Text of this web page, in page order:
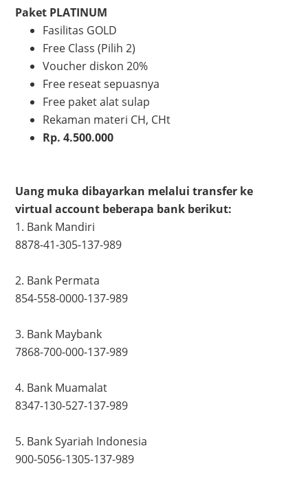
Paket PLATINUM
Fasilitas GOLD
Free Class (Pilih 2)
Voucher diskon 20%
Free reseat sepuasnya
Free paket alat sulap
Rekaman materi CH, CHt
Rp. 4.500.000
Uang muka dibayarkan melalui transfer ke
virtual account beberapa bank berikut:
1. Bank Mandiri
8878-41-305-137-989
2. Bank Permata
854-558-0000-137-989
3. Bank Maybank
7868-700-000-137-989
4. Bank Muamalat
8347-130-527-137-989
5. Bank Syariah Indonesia
900-5056-1305-137-989